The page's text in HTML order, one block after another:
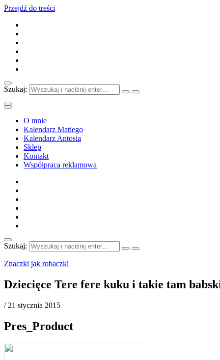
Przejdź do treści
Szukaj:
O mnie
Kalendarz Matiego
Kalendarz Antosia
Sklep
Kontakt
Współpraca reklamowa
Szukaj:
Znaczki jak robaczki
Dziecięce Tere fere kuku i takie tam
/ 21 stycznia 2015
Pres_Product